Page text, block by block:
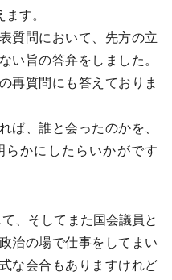
す。
質問において、先方の立
い旨の答弁をしました。
再質問にも答えておりま
、誰と会ったのかを、
かにしたらいかがです
、そしてまた国会議員と
治の場で仕事をしてまい
な会合もありますけれど